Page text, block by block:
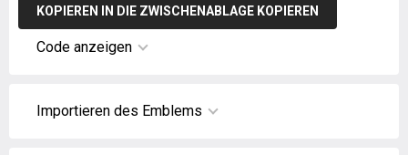
KOPIEREN IN DIE ZWISCHENABLAGE KOPIEREN
Code anzeigen
Importieren des Emblems